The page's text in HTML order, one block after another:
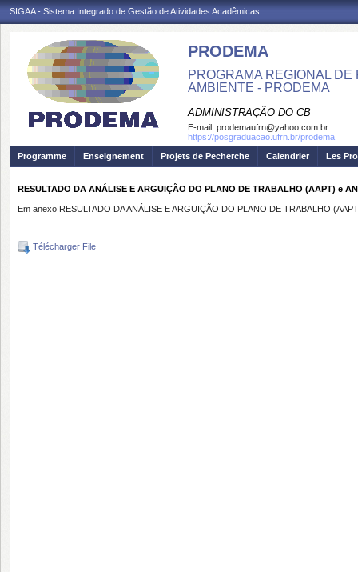
SIGAA - Sistema Integrado de Gestão de Atividades Acadêmicas
PRODEMA
PROGRAMA REGIONAL
AMBIENTE - PRODEMA
ADMINISTRAÇÃO DO CB
E-mail: prodemaufrn@yahoo.com.br
https://posgraduacao.ufrn.br/prodema
Programme
Enseignement Projets de Pecherche Calendrier Les
RESULTADO DA ANÁLISE E ARGUIÇÃO DO PLANO DE TRABALHO (AAPT) e
Em anexo RESULTADO DA ANÁLISE E ARGUIÇÃO DO PLANO DE TRABALHO
Télécharger File